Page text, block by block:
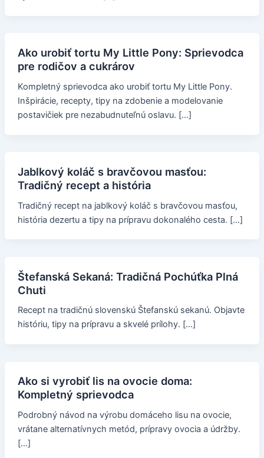
Ako urobiť tortu My Little Pony: Sprievodca
pre rodičov a cukrárov
Kompletný sprievodca ako urobiť tortu My Little Pony.
Inšpirácie, recepty, tipy na zdobenie a modelovanie
postavičiek pre nezabudnuteľnú oslavu. […]
Jablkový koláč s bravčovou masťou:
Tradičný recept a história
Tradičný recept na jablkový koláč s bravčovou masťou,
história dezertu a tipy na prípravu dokonalého cesta. […]
Štefanská Sekaná: Tradičná Pochúťka Plná
Chuti
Recept na tradičnú slovenskú Štefanskú sekanú. Objavte
históriu, tipy na prípravu a skvelé prílohy. […]
Ako si vyrobiť lis na ovocie doma:
Kompletný sprievodca
Podrobný návod na výrobu domáceho lisu na ovocie,
vrátane alternatívnych metód, prípravy ovocia a údržby.
[…]